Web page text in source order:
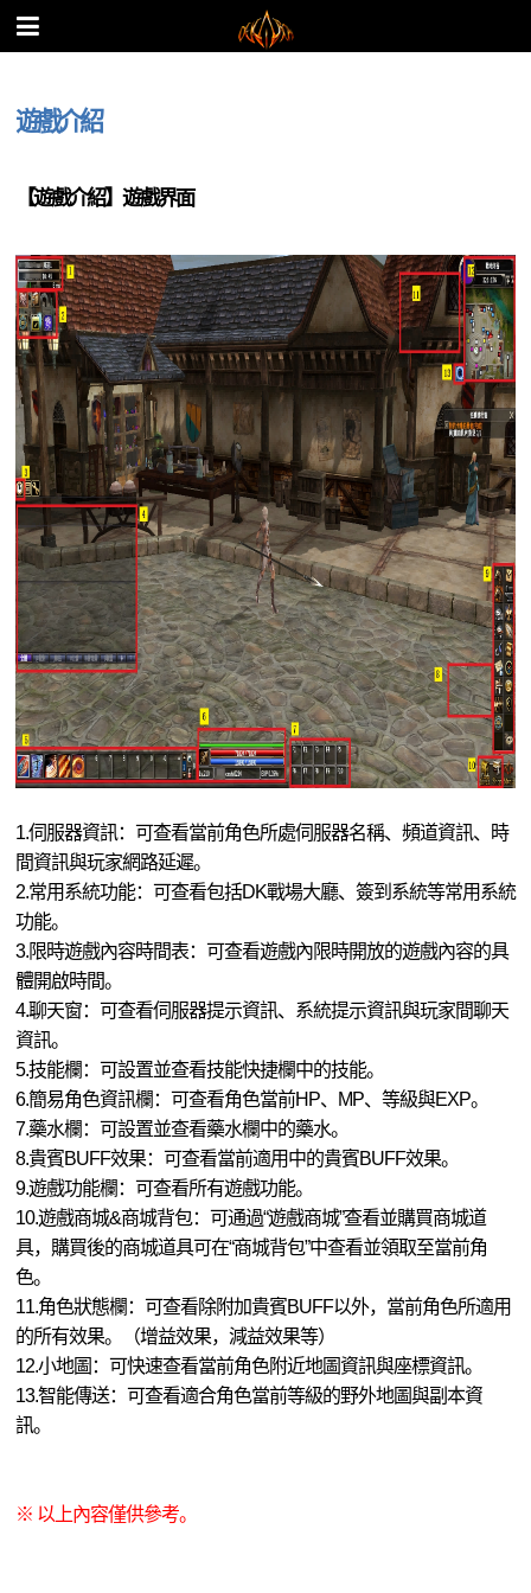
DEKARON
遊戲介紹
【遊戲介紹】遊戲界面
1.伺服器資訊：可查看當前角色所處伺服器名稱、頻道資訊、時
間資訊與玩家網路延遲。
2.常用系統功能：可查看包括DK戰場大廳、簽到系統等常用系統
功能。
3.限時遊戲內容時間表：可查看遊戲內限時開放的遊戲內容的具
體開啟時間。
4.聊天窗：可查看伺服器提示資訊、系統提示資訊與玩家間聊天
資訊。
5.技能欄：可設置並查看技能快捷欄中的技能。
6.簡易角色資訊欄：可查看角色當前HP、MP、等級與EXP。
7.藥水欄：可設置並查看藥水欄中的藥水。
8.貴賓BUFF效果：可查看當前適用中的貴賓BUFF效果。
9.遊戲功能欄：可查看所有遊戲功能。
10.遊戲商城&商城背包：可通過“遊戲商城”查看並購買商城道
具，購買後的商城道具可在“商城背包”中查看並領取至當前角
色。
11.角色狀態欄：可查看除附加貴賓BUFF以外，當前角色所適用
的所有效果。（增益效果，減益效果等）
12.小地圖：可快速查看當前角色附近地圖資訊與座標資訊。
13.智能傳送：可查看適合角色當前等級的野外地圖與副本資
訊。
※ 以上內容僅供參考。